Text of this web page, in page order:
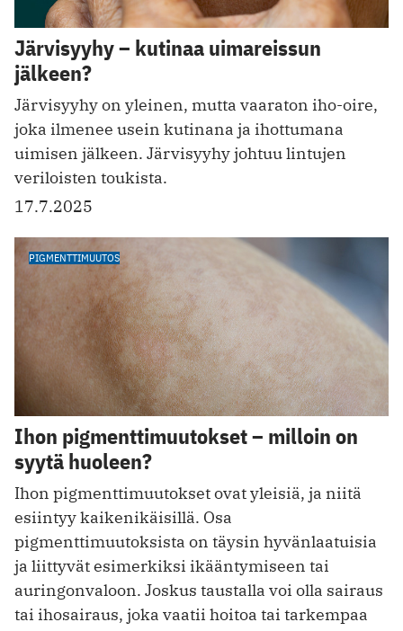
Järvisyyhy – kutinaa uimareissun
jälkeen?
Järvisyyhy on yleinen, mutta vaaraton iho-oire,
joka ilmenee usein kutinana ja ihottumana
uimisen jälkeen. Järvisyyhy johtuu lintujen
veriloisten toukista.
17.7.2025
PIGMENTTIMUUTOS
Ihon pigmenttimuutokset – milloin on
syytä huoleen?
Ihon pigmenttimuutokset ovat yleisiä, ja niitä
esiintyy kaikenikäisillä. Osa
pigmenttimuutoksista on täysin hyvänlaatuisia
ja liittyvät esimerkiksi ikääntymiseen tai
auringonvaloon. Joskus taustalla voi olla sairaus
tai ihosairaus, joka vaatii hoitoa tai tarkempaa